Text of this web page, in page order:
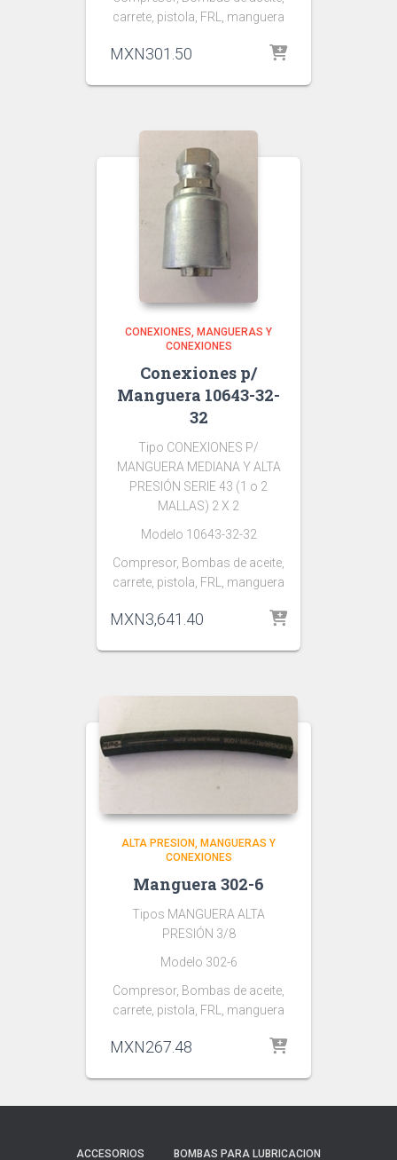
carrete, pistola, FRL, manguera
MXN301.50
CONEXIONES
MANGUERAS Y
CONEXIONES
Conexiones p/
Manguera 10643-32-
32
Tipo CONEXIONES P/
MANGUERA MEDIANA Y ALTA
PRESIÓN SERIE 43 (1 o 2
MALLAS) 2 X 2
Modelo 10643-32-32
Compresor, Bombas de aceite,
carrete, pistola, FRL, manguera
MXN3,641.40
ALTA PRESION
MANGUERAS Y
CONEXIONES
Manguera 302-6
Tipos MANGUERA ALTA
PRESIÓN 3/8
Modelo 302-6
Compresor, Bombas de aceite,
carrete, pistola, FRL, manguera
MXN267.48
ACCESORIOS BOMBAS PARA LUBRICACION